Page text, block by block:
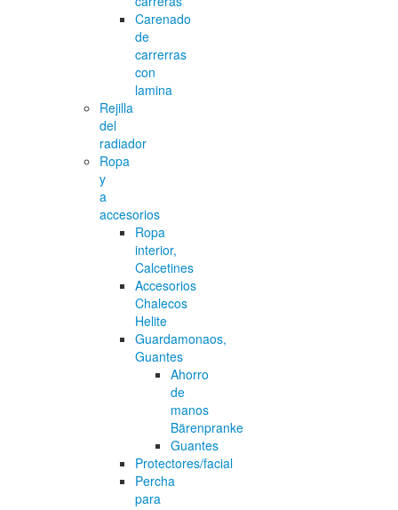
Carenado
de
carrerras
con
lamina
Rejilla
del
radiador
Ropa
y
a
accesorios
Ropa
interior,
Calcetines
Accesorios
Chalecos
Helite
Guardamonaos,
Guantes
Ahorro
de
manos
Bärenpranke
Guantes
Protectores/facial
Percha
para